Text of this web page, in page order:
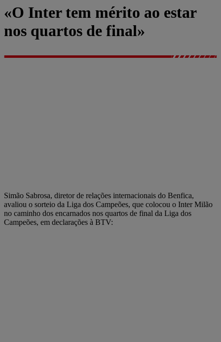
«O Inter tem mérito ao estar
nos quartos de final»
Simão Sabrosa, diretor de relações internacionais do Benfica,
avaliou o sorteio da Liga dos Campeões, que colocou o Inter Milão
no caminho dos encarnados nos quartos de final da Liga dos
Campeões, em declarações à BTV: